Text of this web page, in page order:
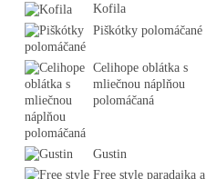
Kofila
Piškótky polomáčané
Celihope oblátka s
mliečnou náplňou
polomáčaná
Gustin
Free style paradajka a